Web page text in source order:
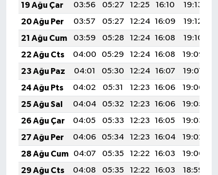
19 Ağu Çar
03:56 05:27 12:25 16:10 19:13
20 Ağu Per
03:57 05:27 12:24 16:09 19:12
21 Ağu Cum
03:59 05:28 12:24 16:08 19:10
22 Ağu Cts
04:00 05:29 12:24 16:08 19:09
23 Ağu Paz
04:01 05:30 12:24 16:07 19:07
24 Ağu Pts
04:02 05:31 12:23 16:06 19:06
25 Ağu Sal
04:04 05:32 12:23 16:06 19:05
26 Ağu Çar
04:05 05:33 12:23 16:05 19:03
27 Ağu Per
04:06 05:34 12:23 16:04 19:02
28 Ağu Cum
04:07 05:35 12:22 16:03 19:00
29 Ağu Cts
04:08 05:35 12:22 16:03 18:59